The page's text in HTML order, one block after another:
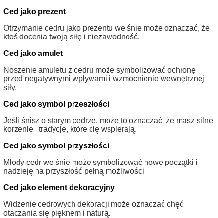
Ced jako prezent
Otrzymanie cedru jako prezentu we śnie może oznaczać, że
ktoś docenia twoją siłę i niezawodność.
Ced jako amulet
Noszenie amuletu z cedru może symbolizować ochronę
przed negatywnymi wpływami i wzmocnienie wewnętrznej
siły.
Ced jako symbol przeszłości
Jeśli śnisz o starym cedrze, może to oznaczać, że masz silne
korzenie i tradycje, które cię wspierają.
Ced jako symbol przyszłości
Młody cedr we śnie może symbolizować nowe początki i
nadzieję na przyszłość pełną możliwości.
Ced jako element dekoracyjny
Widzenie cedrowych dekoracji może oznaczać chęć
otaczania się pięknem i naturą.